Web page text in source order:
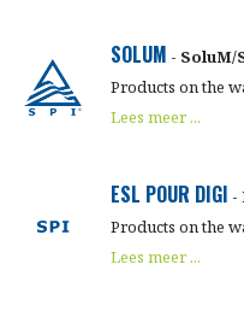
SOLUM - SoluM/
Products on the
Lees meer ...
ESL POUR DIGI -
Products on the
Lees meer ...